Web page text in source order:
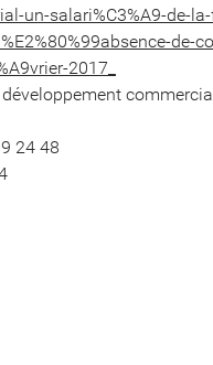
un-salari%C3%A9-de-
de-
2017_
24 48